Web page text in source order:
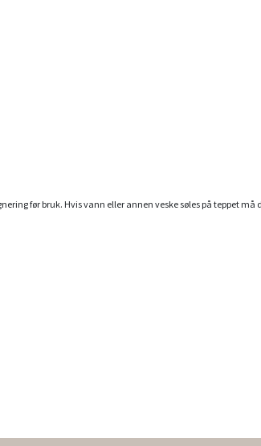
før bruk. Hvis vann eller annen veske søles på teppet